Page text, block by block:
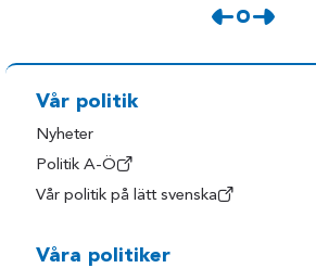
Vår politik
Nyheter
Politik A-Ö
Vår politik på lätt svenska
Våra politiker